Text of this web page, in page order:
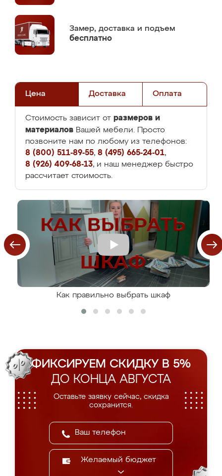
Замер, доставка и подъем
бесплатно
Цена Доставка Оплата
Стоимость зависит от размеров и
материалов Вашей мебели. Просто
позвоните нам по любому из телефонов:
8 (800) 511-89-55, 8 (495) 665-24-01,
8 (926) 409-68-13, и наш менеджер быстро
рассчитает стоимость.
Как правильно выбрать шкаф
ФИКСИРУЕМ СКИДКУ В 5%
ДО КОНЦА АВГУСТА
Оставьте заявку сейчас, скидка
сохранится.
Желаемый бюджет